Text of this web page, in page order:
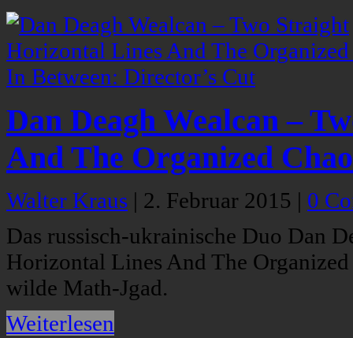
Dan Deagh Wealcan –
And The Organized
Walter Kraus | 2. Februar 2015 | 0
Das russisch-ukrainische Duo Dan
Horizontal Lines And The
wilde Math-Jgad.
Weiterlesen